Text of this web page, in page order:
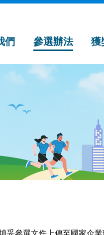
們 參選辦法 獲
參選文件上傳至國家企業